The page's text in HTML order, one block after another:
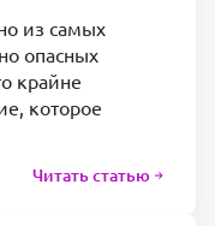
из самых
опасных
крайне
которое
Читать статью